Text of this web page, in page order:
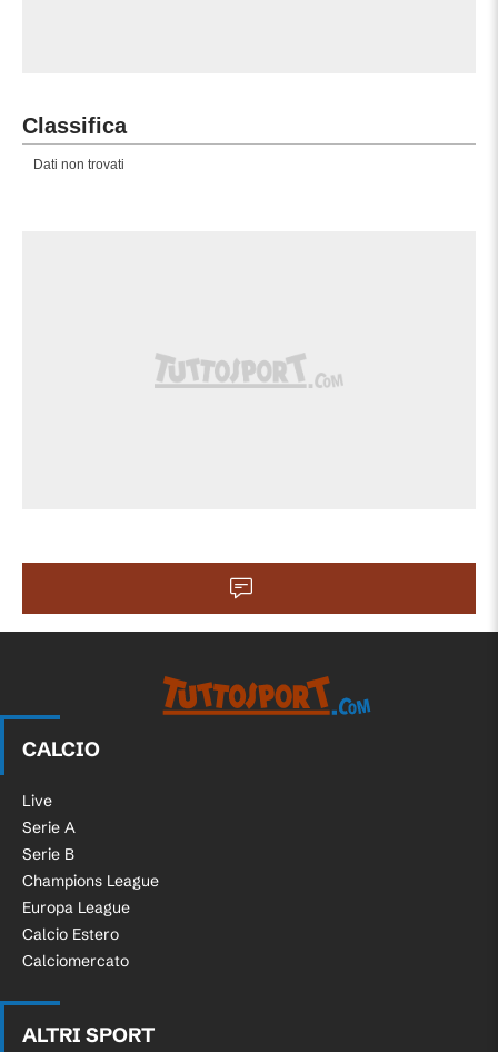
Classifica
Dati non trovati
CALCIO
Live
Serie A
Serie B
Champions League
Europa League
Calcio Estero
Calciomercato
ALTRI SPORT